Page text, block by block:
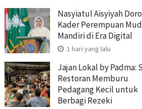
Nasyiatul Aisyiyah
Kader Perempuan
Mandiri di Era Digital
1 hari yang lalu
Jajan Lokal by Padma:
Restoran Memburu
Pedagang Kecil untuk
Berbagi Rezeki